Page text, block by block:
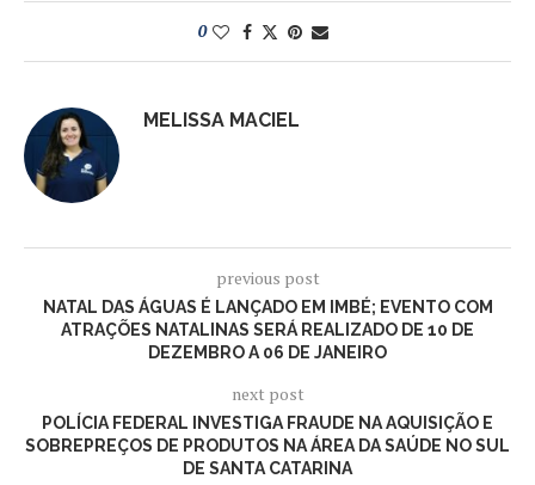
0
MELISSA MACIEL
previous post
NATAL DAS ÁGUAS É LANÇADO EM IMBÉ; EVENTO COM
ATRAÇÕES NATALINAS SERÁ REALIZADO DE 10 DE
DEZEMBRO A 06 DE JANEIRO
next post
POLÍCIA FEDERAL INVESTIGA FRAUDE NA AQUISIÇÃO E
SOBREPREÇOS DE PRODUTOS NA ÁREA DA SAÚDE NO SUL
DE SANTA CATARINA